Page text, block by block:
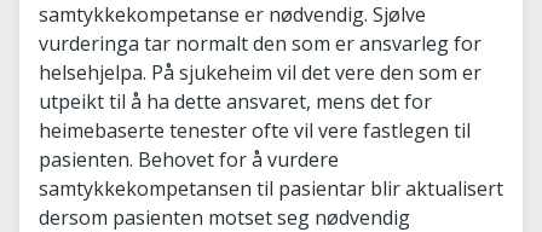
samtykkekompetanse er nødvendig. Sjølve
vurderinga tar normalt den som er ansvarleg for
helsehjelpa. På sjukeheim vil det vere den som er
utpeikt til å ha dette ansvaret, mens det for
heimebaserte tenester ofte vil vere fastlegen til
pasienten. Behovet for å vurdere
samtykkekompetansen til pasientar blir aktualisert
dersom pasienten motset seg nødvendig